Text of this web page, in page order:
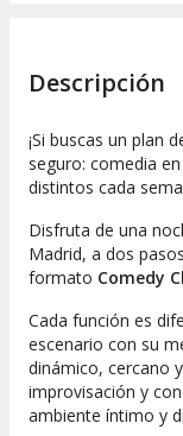
Descripción
¡Si buscas un plan
seguro: comedia
distintos cada
Disfruta de una
Madrid, a dos
formato Comedy
Cada función es
escenario con su
dinámico, cercano
improvisación y
ambiente íntimo y